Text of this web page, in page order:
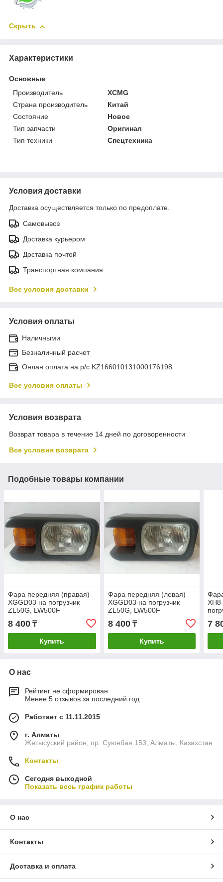
Скрыть
Характеристики
Основные
Производитель
XCMG
Страна производитель
Китай
Состояние
Новое
Тип запчасти
Оригинал
Тип техники
Спецтехника
Условия доставки
Доставка осуществляется только по предоплате.
Самовывоз
Доставка курьером
Доставка почтой
Транспортная компания
Все условия доставки
Условия оплаты
Наличными
Безналичный расчет
Онлан оплата на р/с KZ166010131000176198
Все условия оплаты
Условия возврата
Возврат товара в течение 14 дней по договоренности
Все условия возврата
Подобные товары компании
Фара передняя (правая)
XGGD03 на погрузчик
ZL50G, LW500F
8 400 ₸
Купить
Фара передняя (левая)
XGGD03 на погрузчик
ZL50G, LW500F
8 400₸
Купить
7
О нас
Рейтинг не сформирован
Менее 5 отзывов за последний год
Работает с 11.11.2015
г. Алматы
Жетысуский район, пр. Суюнбая 153, Алматы, Казахстан
Контакты
Сегодня выходной
Показать весь график работы
О нас
Контакты
Доставка и оплата